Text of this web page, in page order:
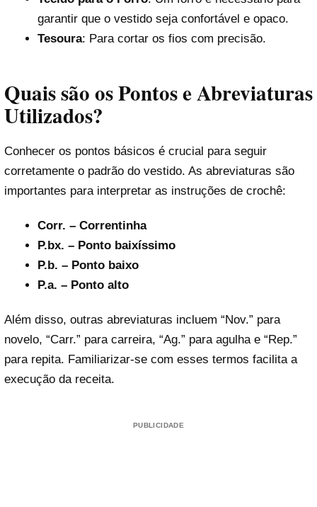
garantir que o vestido seja confortável e opaco.
Tesoura: Para cortar os fios com precisão.
Quais são os Pontos e Abreviaturas
Utilizados?
Conhecer os pontos básicos é crucial para seguir
corretamente o padrão do vestido. As abreviaturas são
importantes para interpretar as instruções de crochê:
Corr. – Correntinha
P.bx. – Ponto baixíssimo
P.b. – Ponto baixo
P.a. – Ponto alto
Além disso, outras abreviaturas incluem “Nov.” para
novelo, “Carr.” para carreira, “Ag.” para agulha e “Rep.”
para repita. Familiarizar-se com esses termos facilita a
execução da receita.
PUBLICIDADE